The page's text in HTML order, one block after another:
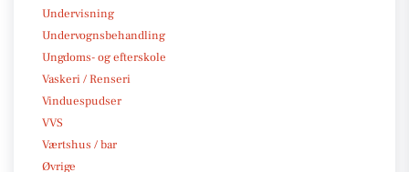
Undervisning
Undervognsbehandling
Ungdoms- og efterskole
Vaskeri / Renseri
Vinduespudser
VVS
Værtshus / bar
Øvrige